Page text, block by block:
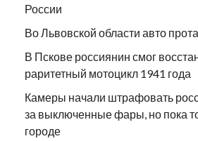
России
Во Львовской области авто
В Пскове россиянин смог
раритетный мотоцикл 1941 года
Камеры начали штрафовать
за выключенные фары, но пока
городе